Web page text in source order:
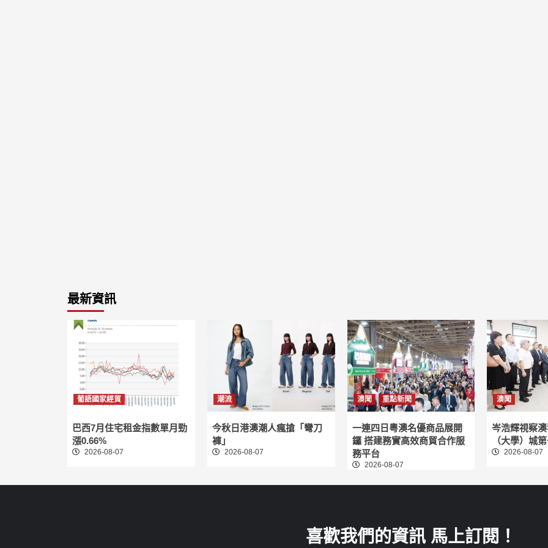
最新資訊
葡語國家經貿
巴西7月住宅租金指數單月勁
漲0.66%
2026-08-07
潮流
今秋日港澳潮人瘋搶「彎刀
褲」
2026-08-07
澳聞 重點新聞
一連四日粵澳名優商品展開
鑼 搭建務實高效商貿合作服
務平台
2026-08-07
澳聞
岑浩輝視察
（大學）城
2026-08-07
喜歡我們的資訊 馬上訂閱！